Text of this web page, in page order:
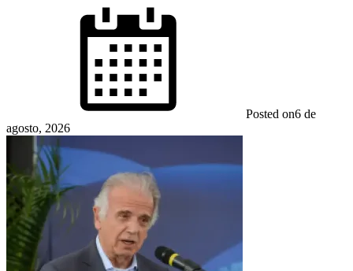
Posted on6 de
agosto, 2026